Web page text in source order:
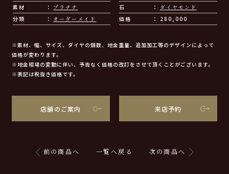
素材 プラチナ 石
ダイヤモンド
分類
オーダーメイド 価格 280,000
※素材、幅、サイズ、ダイヤの個数、地金重量、追加加工等のデザインによって
価格が変わります。
※地金相場の変動に伴い、予告なく価格の改訂をさせて頂くことがございます。
※表記は税抜き価格です。
店舗のご案内 来店予約
前の商品へ 一覧へ戻る 次の商品へ